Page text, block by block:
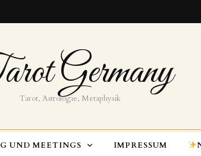
Germany
Tarot, Astrologie, Metaphysik
UND MEETINGS IMPRESSUM